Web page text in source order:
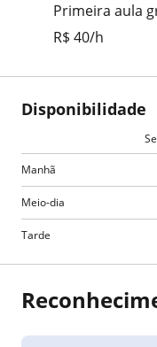
Primeira aula
R$ 40/h
Disponibilidade
Se
Manhã
Meio-dia
Tarde